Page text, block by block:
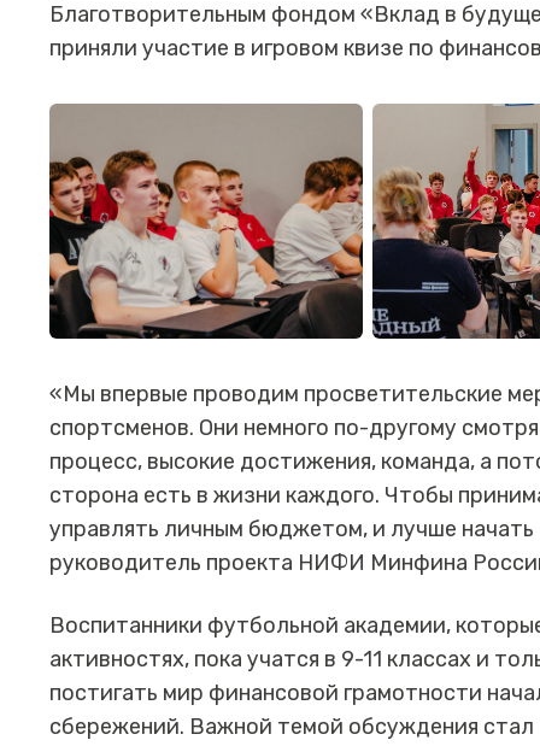
Благотворительным фондом «Вклад в
приняли участие в игровом квизе по
«Мы впервые проводим просветительские
спортсменов. Они немного по-другому
процесс, высокие достижения, команда, а
сторона есть в жизни каждого. Чтобы
управлять личным бюджетом, и лучше
руководитель проекта НИФИ Минфина
Воспитанники футбольной академии,
активностях, пока учатся в 9-11 классах и
постигать мир финансовой грамотности
сбережений. Важной темой обсуждения стал